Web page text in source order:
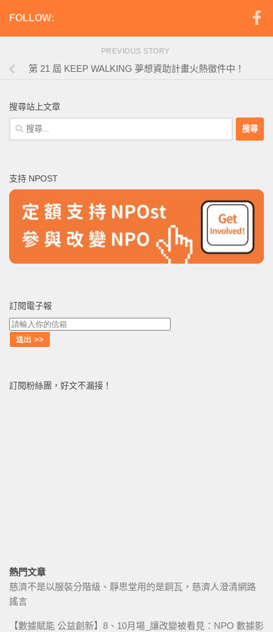
FOLLOW:
PREVIOUS STORY
第 21 屆 KEEP WALKING 夢想資助計畫火熱徵件中！
搜尋站上文章
搜
尋
字:
支持 NPOST
訂閱電子報
訂閱粉絲團，好文不漏接！
熱門文章
慈濟不是以服裝分階級、靜思堂用的是銅瓦，慈濟人澄清網路
謠言
【數據賦能 公益創新】8、10月場_讓改變被看見：NPO 數據影